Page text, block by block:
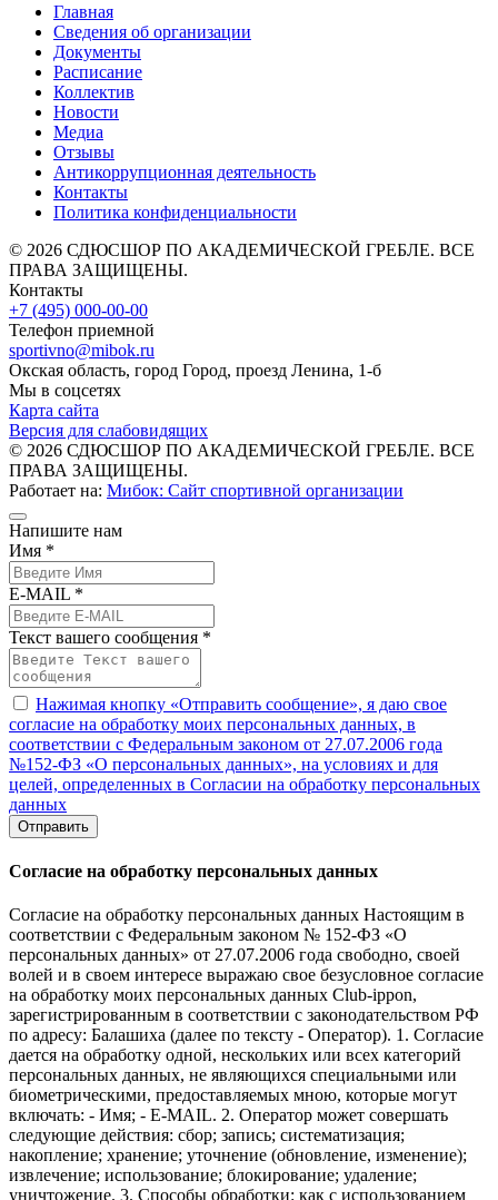
Главная
Сведения об организации
Документы
Расписание
Коллектив
Новости
Медиа
Отзывы
Антикоррупционная деятельность
Контакты
Политика конфиденциальности
© 2026 СДЮСШОР ПО АКАДЕМИЧЕСКОЙ ГРЕБЛЕ. ВСЕ
ПРАВА ЗАЩИЩЕНЫ.
Контакты
+7 (495) 000-00-00
Телефон приемной
sportivno@mibok.ru
Окская область, город Город, проезд Ленина, 1-б
Мы в соцсетях
Карта сайта
Версия для слабовидящих
© 2026 СДЮСШОР ПО АКАДЕМИЧЕСКОЙ ГРЕБЛЕ. ВСЕ
ПРАВА ЗАЩИЩЕНЫ.
Работает на: Мибок: Сайт спортивной организации
Напишите нам
Имя *
E-MAIL *
Текст вашего сообщения *
Нажимая кнопку «Отправить сообщение», я даю свое
согласие на обработку моих персональных данных, в
соответствии с Федеральным законом от 27.07.2006 года
№152-ФЗ «О персональных данных», на условиях и для
целей, определенных в Согласии на обработку персональных
данных
Отправить
Согласие на обработку персональных данных
Согласие на обработку персональных данных Настоящим в
соответствии с Федеральным законом № 152-ФЗ «О
персональных данных» от 27.07.2006 года свободно, своей
волей и в своем интересе выражаю свое безусловное согласие
на обработку моих персональных данных Club-ippon,
зарегистрированным в соответствии с законодательством РФ
по адресу: Балашиха (далее по тексту - Оператор). 1. Согласие
дается на обработку одной, нескольких или всех категорий
персональных данных, не являющихся специальными или
биометрическими, предоставляемых мною, которые могут
включать: - Имя; - E-MAIL. 2. Оператор может совершать
следующие действия: сбор; запись; систематизация;
накопление; хранение; уточнение (обновление, изменение);
извлечение; использование; блокирование; удаление;
уничтожение. 3. Способы обработки: как с использованием